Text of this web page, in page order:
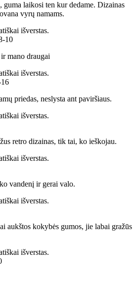
guma laikosi ten kur dedame. Dizainas
vyrų namams.
išverstas.
mano draugai
išverstas.
priedas, neslysta ant paviršiaus.
išverstas.
retro dizainas, tik tai, ko ieškojau.
išverstas.
vandenį ir gerai valo.
išverstas.
aukštos kokybės gumos, jie labai gražūs
išverstas.